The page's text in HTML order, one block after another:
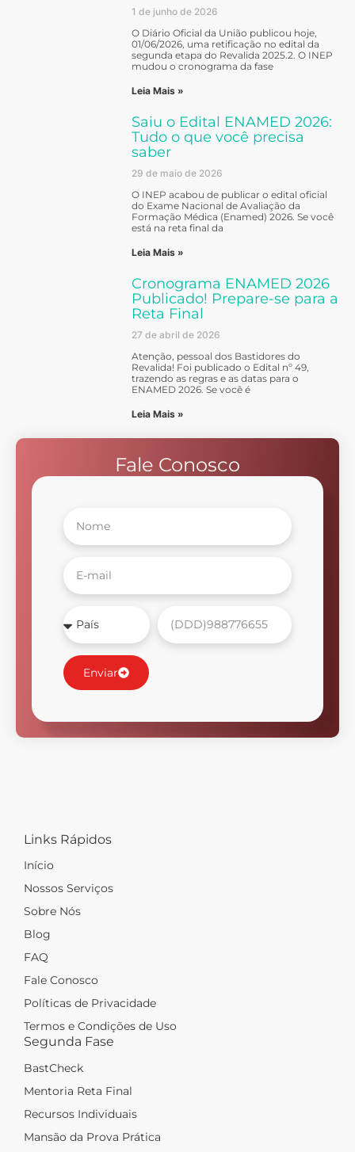
1 de junho de 2026
O Diário Oficial da União publicou hoje,
01/06/2026, uma retificação no edital da
segunda etapa do Revalida 2025.2. O INEP
mudou o cronograma da fase
Leia Mais »
Saiu o Edital ENAMED 2026:
Tudo o que você precisa
saber
29 de maio de 2026
O INEP acabou de publicar o edital oficial
do Exame Nacional de Avaliação da
Formação Médica (Enamed) 2026. Se você
está na reta final da
Leia Mais »
Cronograma ENAMED 2026
Publicado! Prepare-se para a
Reta Final
27 de abril de 2026
Atenção, pessoal dos Bastidores do
Revalida! Foi publicado o Edital nº 49,
trazendo as regras e as datas para o
ENAMED 2026. Se você é
Leia Mais »
Fale Conosco
Enviar
Links Rápidos
Início
Nossos Serviços
Sobre Nós
Blog
FAQ
Fale Conosco
Políticas de Privacidade
Termos e Condições de Uso
Segunda Fase
BastCheck
Mentoria Reta Final
Recursos Individuais
Mansão da Prova Prática